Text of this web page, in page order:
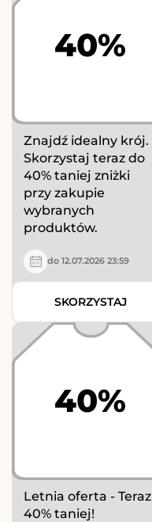
40%
Znajdź idealny krój.
Skorzystaj teraz do
40% taniej zniżki
przy zakupie
wybranych
produktów.
do 12.07.2026 23:59
SKORZYSTAJ
40%
Letnia oferta - Teraz
40% taniej!